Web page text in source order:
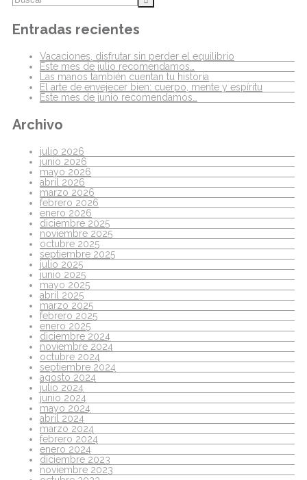
Entradas recientes
Vacaciones, disfrutar sin perder el equilibrio
Este mes de julio recomendamos…
Las manos también cuentan tu historia
El arte de envejecer bien: cuerpo, mente y espíritu
Este mes de junio recomendamos…
Archivo
julio 2026
junio 2026
mayo 2026
abril 2026
marzo 2026
febrero 2026
enero 2026
diciembre 2025
noviembre 2025
octubre 2025
septiembre 2025
julio 2025
junio 2025
mayo 2025
abril 2025
marzo 2025
febrero 2025
enero 2025
diciembre 2024
noviembre 2024
octubre 2024
septiembre 2024
agosto 2024
julio 2024
junio 2024
mayo 2024
abril 2024
marzo 2024
febrero 2024
enero 2024
diciembre 2023
noviembre 2023